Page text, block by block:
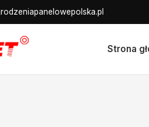
Strona